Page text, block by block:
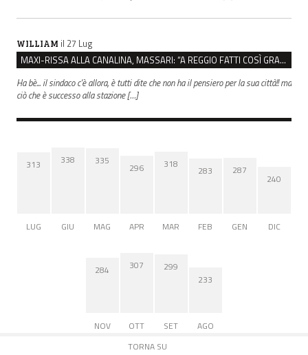
WILLIAM il 27 Lug
MAXI-RISSA ALLA CANALINA, MASSARI: “A REGGIO FATTI COSÌ GRAVI NON DEVONO TROVARE SPAZIO”
Ha bè... il sindaco c'è allora, è tutti dite che non ha il pensiero per la sua città!! ma
ciò che è successo alla stazione […]
313
LUG
338
GIU
335
MAG
296
APR
318
MAR
283
FEB
287
GEN
240
DIC
284
NOV
307
OTT
299
SET
233
AGO
TORNA SU